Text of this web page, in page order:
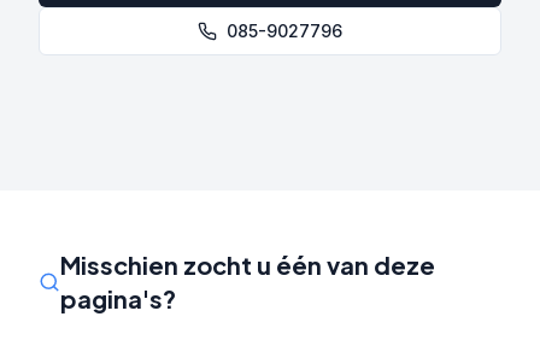
085-9027796
Misschien zocht u één van deze
pagina's?